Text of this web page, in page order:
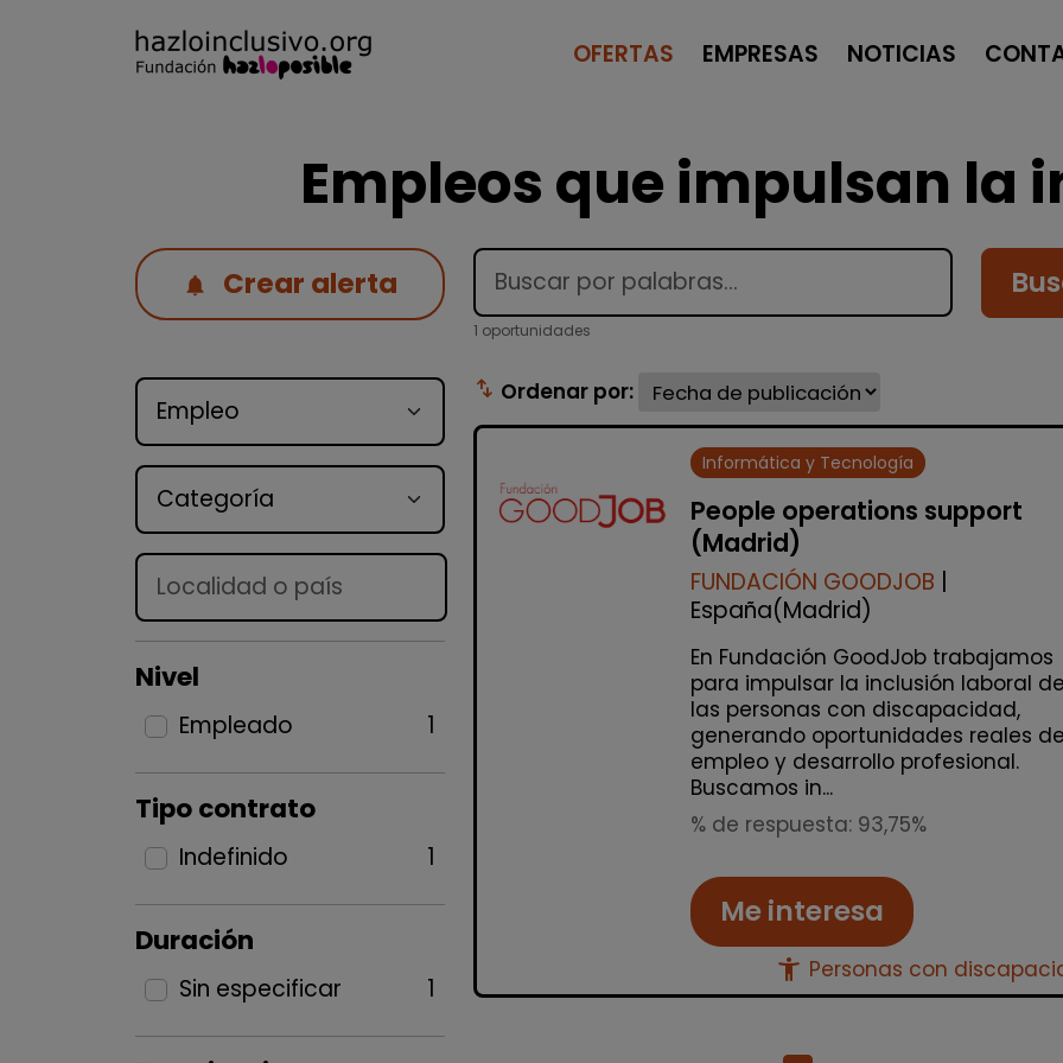
OFERTAS EMPRESAS NOTICIAS
Empleos que impulsan la
Crear alerta
Tipo de oferta
Categoría
Lugar
Nivel
Empleado 1
Tipo contrato
Indefinido 1
Duración
Sin especificar 1
1 oportunidades
swap_vert Ordenar por:
Informática y Tecnología
People operations support
(Madrid)
FUNDACIÓN GOODJOB |
España(Madrid)
En Fundación GoodJob trabajamos
para impulsar la inclusión laboral de
las personas con discapacidad,
generando oportunidades reales de
empleo y desarrollo profesional.
Buscamos in...
% de respuesta: 93,75%
Me interesa
accessibility_new Personas con